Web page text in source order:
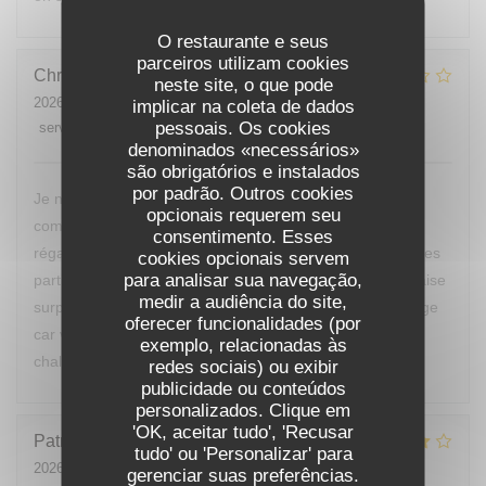
O restaurante e seus
parceiros utilizam cookies
neste site, o que pode
implicar na coleta de dados
pessoais. Os cookies
denominados «necessários»
são obrigatórios e instalados
por padrão. Outros cookies
opcionais requerem seu
consentimento. Esses
cookies opcionais servem
para analisar sua navegação,
medir a audiência do site,
oferecer funcionalidades (por
exemplo, relacionadas às
redes sociais) ou exibir
publicidade ou conteúdos
personalizados. Clique em
'OK, aceitar tudo', 'Recusar
tudo' ou 'Personalizar' para
gerenciar suas preferências.
Christine
2026-07-25
- 20:00 - guests 2
service
ambience: 2/5 menu: 1/5 quality_price
Je ne reviendrai pas manger chez vous, nous avons
commandé des moules, nous ne sommes vraiment pas
régalés, pas mieux qu’à la cantine. D’ailleurs nous sommes
partis avant le dessert de peur d’avoir encore une mauvaise
surprise. Vous devriez changer de cuisinier c’est dommage
car votre restaurant est bien placé et votre accueil était
chaleureux.
Patrick
2026-07-24
- 12:00 - guests 1